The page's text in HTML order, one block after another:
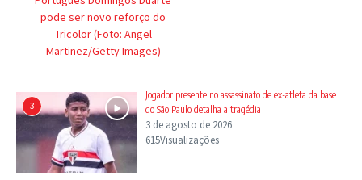
pode ser novo reforço do
Tricolor (Foto: Angel
Martinez/Getty Images)
3
Jogador presente no assassinato de ex-atleta da base
do São Paulo detalha a tragédia
3 de agosto de 2026
615Visualizações